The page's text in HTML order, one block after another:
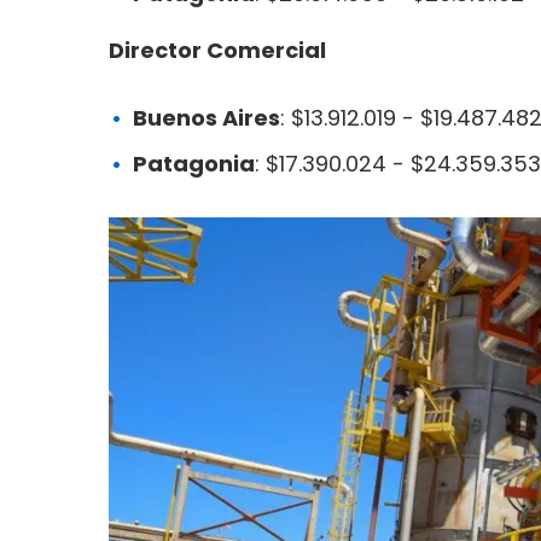
Director Comercial
Buenos Aires: $13.912.019 - $19.487.482
Patagonia: $17.390.024 - $24.359.353